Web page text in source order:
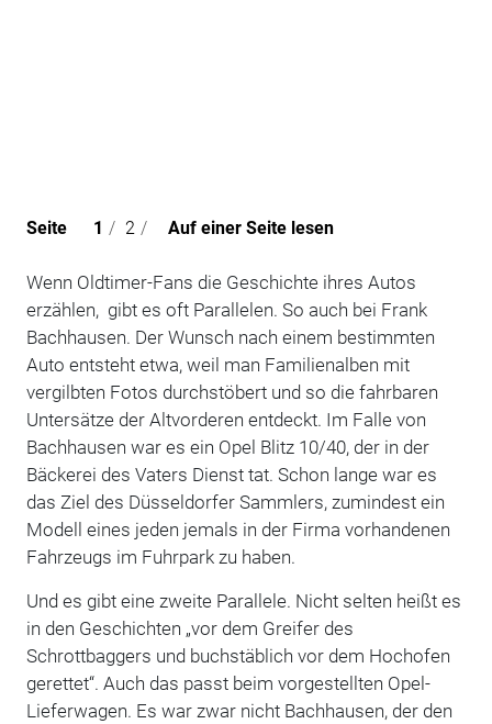
Seite 1 / 2 / Auf einer Seite lesen
Wenn Oldtimer-Fans die Geschichte ihres Autos
erzählen, gibt es oft Parallelen. So auch bei Frank
Bachhausen. Der Wunsch nach einem bestimmten
Auto entsteht etwa, weil man Familienalben mit
vergilbten Fotos durchstöbert und so die fahrbaren
Untersätze der Altvorderen entdeckt. Im Falle von
Bachhausen war es ein Opel Blitz 10/40, der in der
Bäckerei des Vaters Dienst tat. Schon lange war es
das Ziel des Düsseldorfer Sammlers, zumindest ein
Modell eines jeden jemals in der Firma vorhandenen
Fahrzeugs im Fuhrpark zu haben.
Und es gibt eine zweite Parallele. Nicht selten heißt es
in den Geschichten „vor dem Greifer des
Schrottbaggers und buchstäblich vor dem Hochofen
gerettet“. Auch das passt beim vorgestellten Opel-
Lieferwagen. Es war zwar nicht Bachhausen, der den